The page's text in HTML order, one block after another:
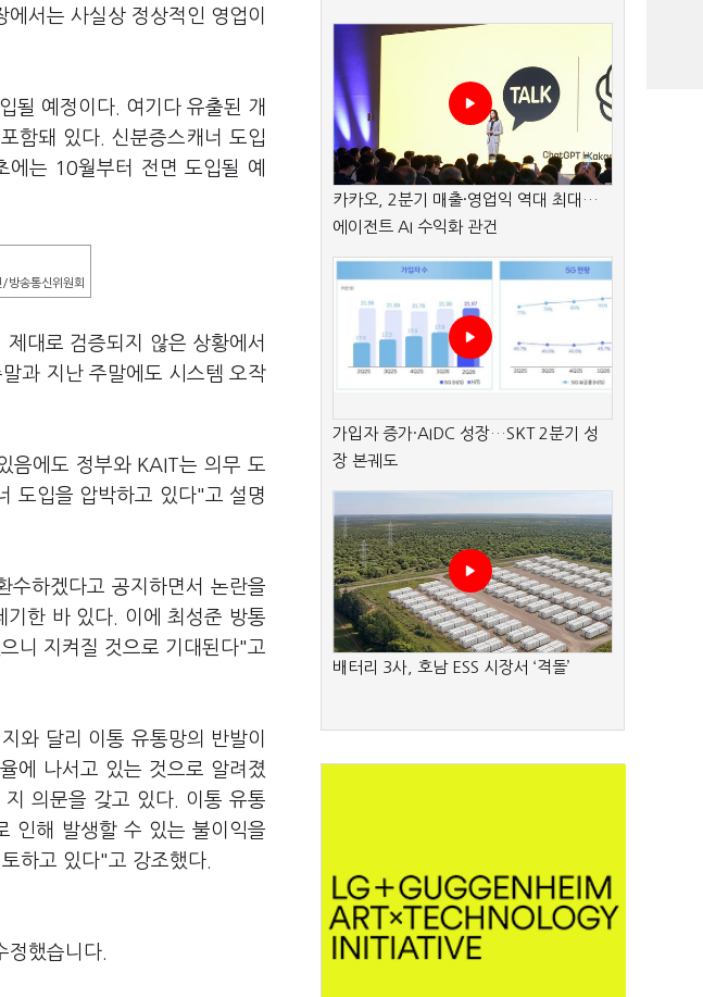
서는 사실상 정상적인 영업이
될 예정이다. 여기다 유출된 개
함돼 있다. 신분증스캐너 도입
에는 10월부터 전면 도입될 예
방송통신위원회
대로 검증되지 않은 상황에서
과 지난 주말에도 시스템 오작
음에도 정부와 KAIT는 의무 도
도입을 압박하고 있다"고 설명
수하겠다고 공지하면서 논란을
기한 바 있다. 이에 최성준 방통
니 지켜질 것으로 기대된다"고
와 달리 이통 유통망의 반발이
에 나서고 있는 것으로 알려졌
의문을 갖고 있다. 이통 유통
인해 발생할 수 있는 불이익을
하고 있다"고 강조했다.
정했습니다.
카카오, 2분기 매출·영업익 역대 최대…
에이전트 AI 수익화 관건
가입자 증가·AIDC 성장…SKT 2분기 성
장 본궤도
배터리 3사, 호남 ESS 시장서 ‘격돌’